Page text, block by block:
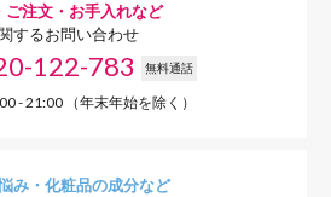
ご注文・お手入れなど
するお問い合わせ
122-783 無料通話
- 21:00 （年末年始を除く）
み・化粧品の成分など